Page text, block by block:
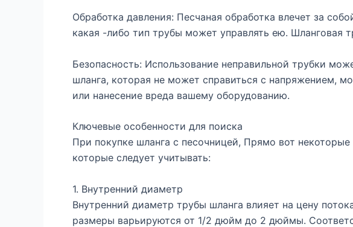
Обработка давления: Песчаная обработка влечет за
какая -либо тип трубы может управлять ею. Шланговая
Безопасность: Использование неправильной трубки
шланга, которая не может справиться с напряжением,
или нанесение вреда вашему оборудованию.
Ключевые особенности для поиска
При покупке шланга с песочницей, Прямо вот
которые следует учитывать:
1. Внутренний диаметр
Внутренний диаметр трубы шланга влияет на цену
размеры варьируются от 1/2 дюйм до 2 дюймы.